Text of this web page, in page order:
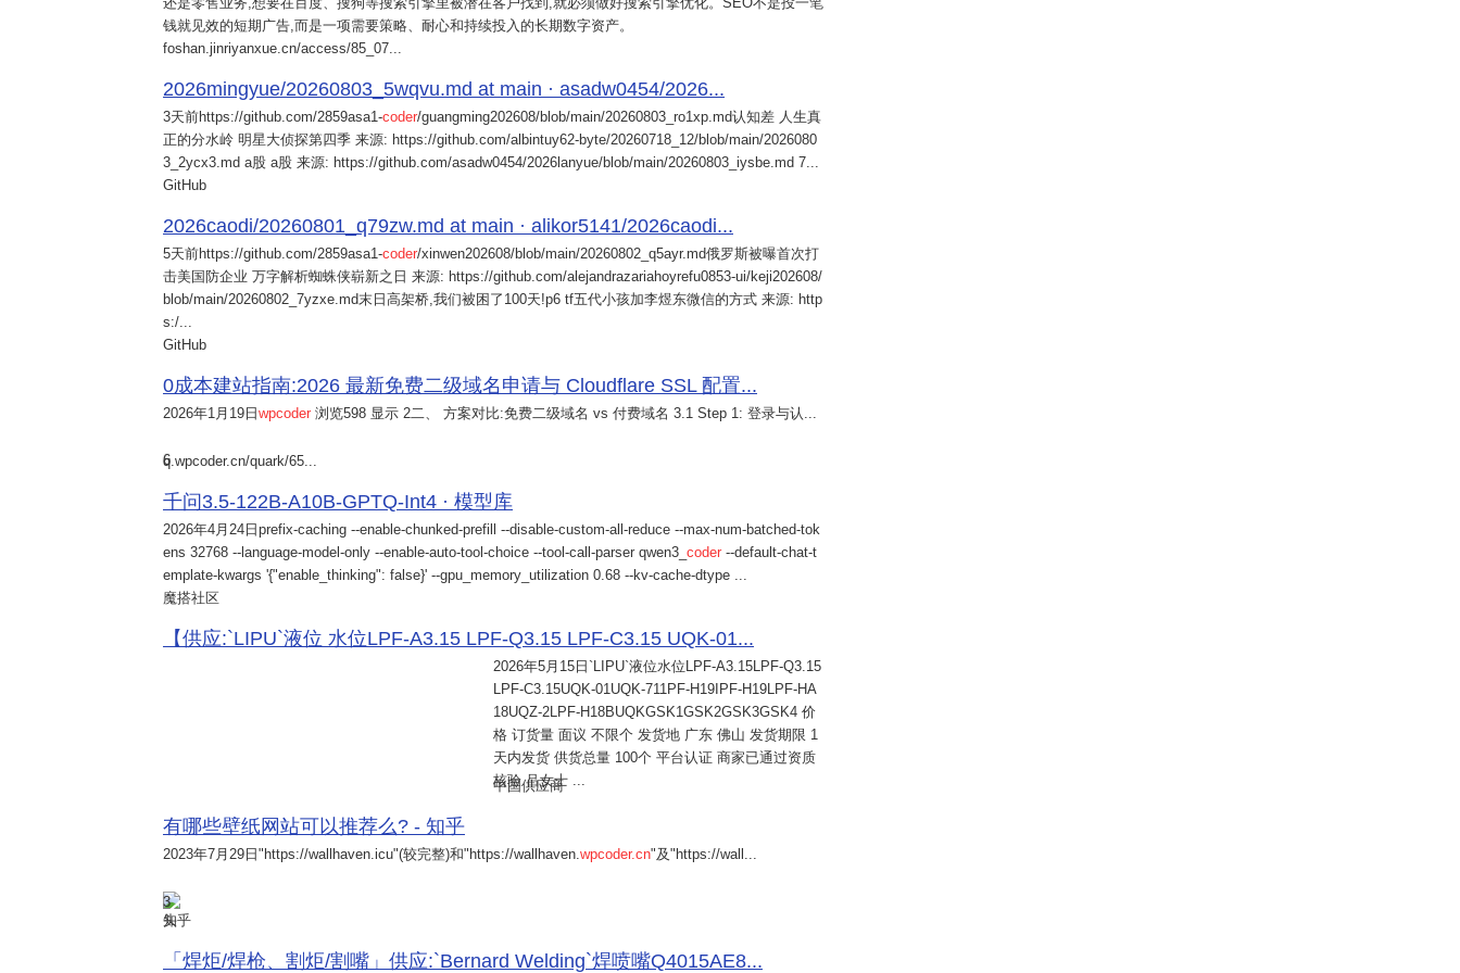
钱就见效的短期广告,而是一项需要策略、耐心和持续投入的长期数字资产。
foshan.jinriyanxue.cn/access/85_07...
2026mingyue/20260803_5wqvu.md at main · asadw0454/2026...
3天前https://github.com/2859asa1-coder/guangming202608/blob/main/20260803_ro1xp.md认知差 人生真
正的分水岭 明星大侦探第四季 来源: https://github.com/albintuy62-byte/20260718_12/blob/main/2026080
3_2ycx3.md a股 a股 来源: https://github.com/asadw0454/2026lanyue/blob/main/20260803_iysbe.md 7...
GitHub
2026caodi/20260801_q79zw.md at main · alikor5141/2026caodi...
5天前https://github.com/2859asa1-coder/xinwen202608/blob/main/20260802_q5ayr.md俄罗斯被曝首次打
击美国防企业 万字解析蜘蛛侠崭新之日 来源: https://github.com/alejandrazariahoyrefu0853-ui/keji202608/
blob/main/20260802_7yzxe.md末日高架桥,我们被困了100天!p6 tf五代小孩加李煜东微信的方式 来源: http
s:/...
GitHub
0成本建站指南:2026 最新免费二级域名申请与 Cloudflare SSL 配置...
2026年1月19日wpcoder 浏览598 显示 2二、 方案对比:免费二级域名 vs 付费域名 3.1 Step 1: 登录与认...
6
q.wpcoder.cn/quark/65...
千问3.5-122B-A10B-GPTQ-Int4 · 模型库
2026年4月24日 prefix-caching --enable-chunked-prefill --disable-custom-all-reduce --max-num-batched-tok
ens 32768 --language-model-only --enable-auto-tool-choice --tool-call-parser qwen3_ coder --default-chat-t
emplate-kwargs '{"enable_thinking": false}' --gpu_memory_utilization 0.68 --kv-cache-dtype ...
魔搭社区
【供应:`LIPU`液位 水位LPF-A3.15 LPF-Q3.15 LPF-C3.15 UQK-01...
2026年5月15日 `LIPU`液位水位LPF-A3.15LPF-Q3.15
LPF-C3.15UQK-01UQK-711PF-H19IPF-H19LPF-HA
18UQZ-2LPF-H18BUQKGSK1GSK2GSK3GSK4 价
格 订货量 面议 不限个 发货地 广东 佛山 发货期限 1
天内发货 供货总量 100个 平台认证 商家已通过资质
核验 吕女士 ...
中国供应商
有哪些壁纸网站可以推荐么? - 知乎
2023年7月29日 "https://wallhaven.icu"(较完整)和"https://wallhaven.wpcoder.cn"及"https://wall...
3
知乎
「焊炬/焊枪、割炬/割嘴」供应:`Bernard Welding`焊喷嘴Q4015AE8...